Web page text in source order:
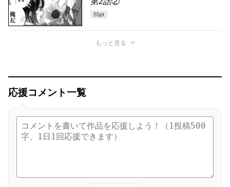
55pt
もっと見る
応援コメント一覧